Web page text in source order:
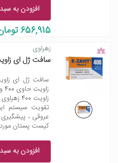
افزودن به
656,915 تومان
زهراوی
سافت ژل ای زاویت 400 زهراوی
زاویت
تقویت سیستم
عروقی ،
کیست پستان
افزودن به